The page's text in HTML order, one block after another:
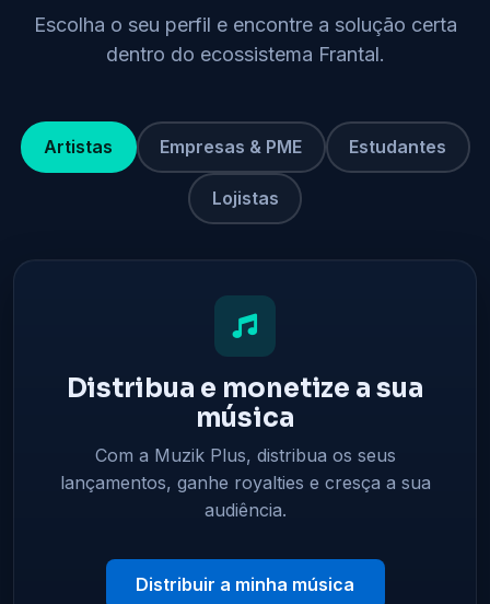
Escolha o seu perfil e encontre a solução certa
dentro do ecossistema Frantal.
Artistas Empresas & PME Estudantes
Lojistas
Distribua e monetize a sua
música
Com a Muzik Plus, distribua os seus
lançamentos, ganhe royalties e cresça a sua
audiência.
Distribuir a minha música